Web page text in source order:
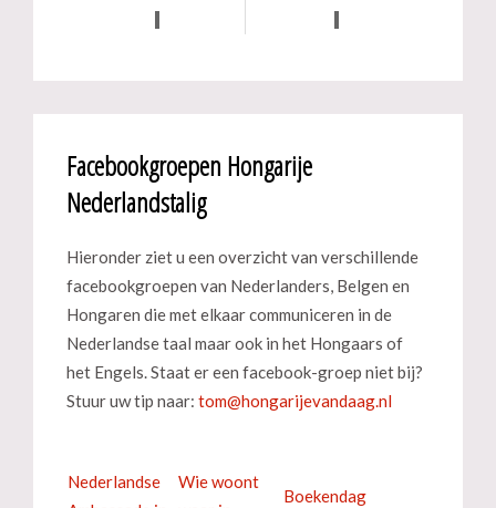
Facebookgroepen Hongarije
Nederlandstalig
Hieronder ziet u een overzicht van verschillende
facebookgroepen van Nederlanders, Belgen en
Hongaren die met elkaar communiceren in de
Nederlandse taal maar ook in het Hongaars of
het Engels. Staat er een facebook-groep niet bij?
Stuur uw tip naar:
Nederlandse
Wie woont
Boekendag